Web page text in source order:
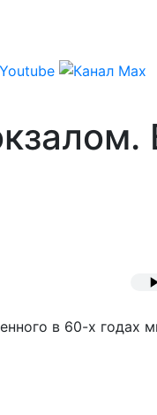
в 60-х годах